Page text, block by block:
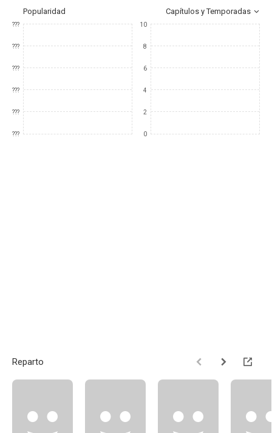
Popularidad Capítulos y Temporadas
???
???
???
???
???
???
10
8
6
4
2
0
Reparto